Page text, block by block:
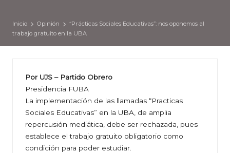
Inicio Opinión
“Prácticas Sociales Educativas”: nos oponemos al
trabajo gratuito en la UBA
Por UJS – Partido Obrero
Presidencia FUBA
La implementación de las llamadas “Practicas
Sociales Educativas” en la UBA, de amplia
repercusión mediática, debe ser rechazada, pues
establece el trabajo gratuito obligatorio como
condición para poder estudiar.